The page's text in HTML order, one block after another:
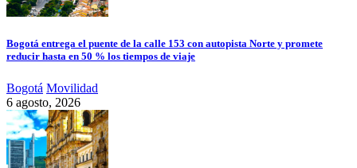
Bogotá entrega el puente de la calle 153 con autopista Norte y promete
reducir hasta en 50 % los tiempos de viaje
Bogotá Movilidad
6 agosto, 2026